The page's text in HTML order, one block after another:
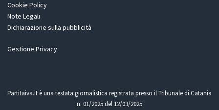
Cookie Policy
Note Legali
Dichiarazione sulla pubblicità
Gestione Privacy
Partitaiva.it è una testata giornalistica registrata presso il Tribunale di Catania
n. 01/2025 del 12/03/2025